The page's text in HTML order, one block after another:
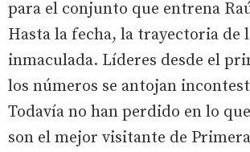
para el conjunto que entrena
Hasta la fecha, la trayectoria de
inmaculada. Líderes desde el
los números se antojan
Todavía no han perdido en lo
son el mejor visitante de